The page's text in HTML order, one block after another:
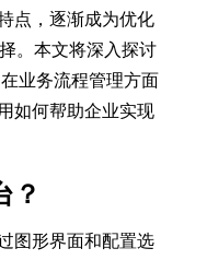
点，逐渐成为优化
。本文将深入探讨
业务流程管理方面
如何帮助企业实现
？
图形界面和配置选